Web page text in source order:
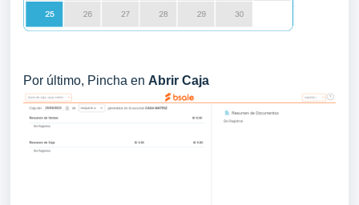
Por último, Pincha en Abrir Caja